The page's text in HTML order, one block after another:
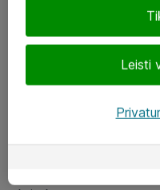
LinkedIn
Leisti